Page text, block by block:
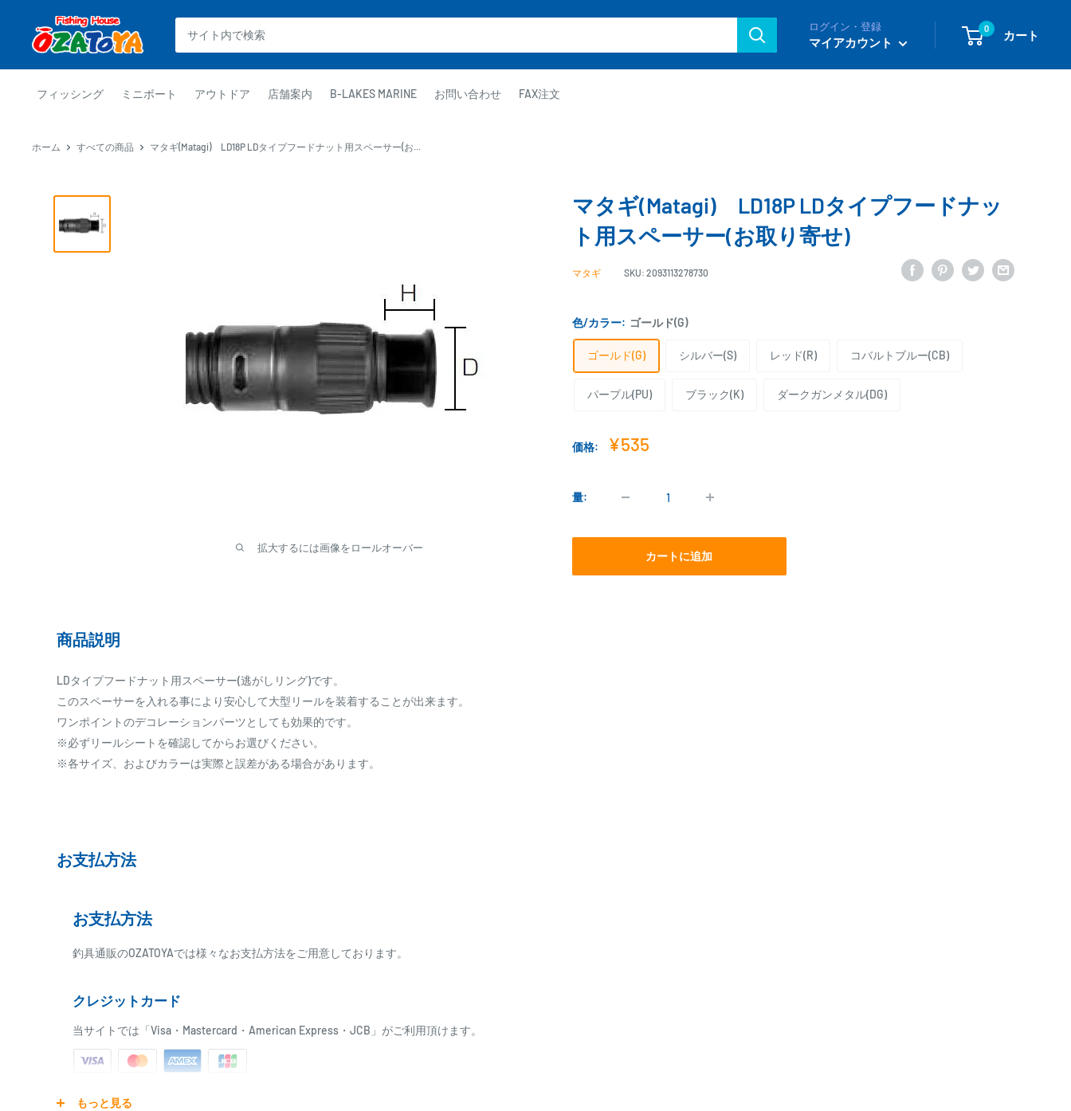
ン
釣
具
通
ログイン・登録
マイアカウント
0 カート
フィッシング ミニボート アウトドア 店舗案内 B-LAKES MARINE お問い合わせ FAX注文
ホーム すべての商品 マタギ(Matagi) LD18P LDタイプフードナット用スペーサー(お...
拡大するには画像をロールオーバー
マタギ(Matagi) LD18P LDタイプフードナッ
ト用スペーサー(お取り寄せ)
マタギ SKU: 2093113278730
色/カラー: ゴールド(G)
ゴールド(G) シルバー(S) レッド(R) コバルトブルー(CB)
パープル(PU) ブラック(K) ダークガンメタル(DG)
価格:
販
格
¥535
量:
カートに追加
商品説明
LDタイプフードナット用スペーサー(逃がしリング)です。
このスペーサーを入れる事により安心して大型リールを装着することが出来ます。
ワンポイントのデコレーションパーツとしても効果的です。
※必ずリールシートを確認してからお選びください。
※各サイズ、およびカラーは実際と誤差がある場合があります。
お支払方法
お支払方法
釣具通販のOZATOYAでは様々なお支払方法をご用意しております。
クレジットカード
当サイトでは「Visa・Mastercard・American Express・JCB」がご利用頂けます。
もっと見る